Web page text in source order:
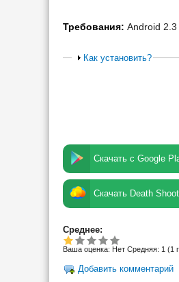
Требования: Android
Как установить?
Скачать с Google
Скачать Death
Среднее:
Ваша оценка: Нет Средняя: 1 (1
Добавить комментарий